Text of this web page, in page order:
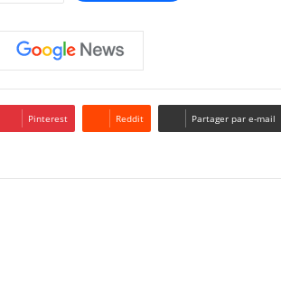
Pinterest Reddit Partager par e-mail